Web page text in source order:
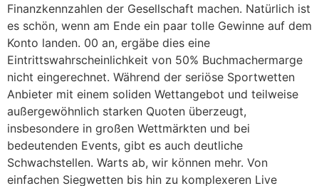
Finanzkennzahlen der Gesellschaft machen. Natürlich ist
es schön, wenn am Ende ein paar tolle Gewinne auf dem
Konto landen. 00 an, ergäbe dies eine
Eintrittswahrscheinlichkeit von 50% Buchmachermarge
nicht eingerechnet. Während der seriöse Sportwetten
Anbieter mit einem soliden Wettangebot und teilweise
außergewöhnlich starken Quoten überzeugt,
insbesondere in großen Wettmärkten und bei
bedeutenden Events, gibt es auch deutliche
Schwachstellen. Warts ab, wir können mehr. Von
einfachen Siegwetten bis hin zu komplexeren Live